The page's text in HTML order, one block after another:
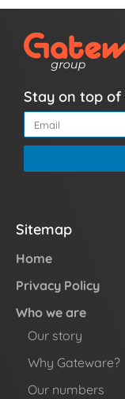
Stay on top of
Sitemap
Home
Privacy Policy
Who we are
Our story
Why Gateware?
Our numbers